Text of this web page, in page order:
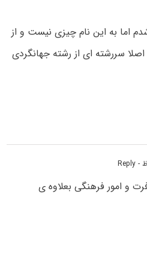
اما به این نام چیزی نیست و از
سررشته ای از رشته جهانگردی
- Reply
و امور فرهنگی بعلاوه ی